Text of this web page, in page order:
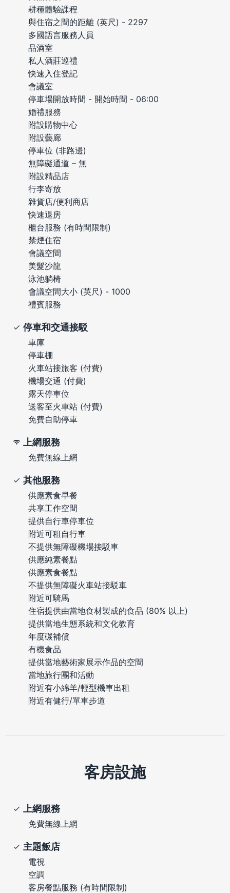
耕種體驗課程
與住宿之間的距離 (英尺) - 2297
多國語言服務人員
品酒室
私人酒莊巡禮
快速入住登記
會議室
停車場開放時間 - 開始時間 - 06:00
婚禮服務
附設購物中心
附設藝廊
停車位 (非路邊)
無障礙通道 – 無
附設精品店
行李寄放
雜貨店/便利商店
快速退房
櫃台服務 (有時間限制)
禁煙住宿
會議空間
美髮沙龍
泳池躺椅
會議空間大小 (英尺) - 1000
禮賓服務
停車和交通接駁
車庫
停車棚
火車站接旅客 (付費)
機場交通 (付費)
露天停車位
送客至火車站 (付費)
免費自助停車
上網服務
免費無線上網
其他服務
供應素食早餐
共享工作空間
提供自行車停車位
附近可租自行車
不提供無障礙機場接駁車
供應純素餐點
供應素食餐點
不提供無障礙火車站接駁車
附近可騎馬
住宿提供由當地食材製成的食品 (80% 以上)
提供當地生態系統和文化教育
年度碳補償
有機食品
提供當地藝術家展示作品的空間
當地旅行團和活動
附近有小綿羊/輕型機車出租
附近有健行/單車步道
客房設施
上網服務
免費無線上網
主題飯店
電視
空調
客房餐點服務 (有時間限制)